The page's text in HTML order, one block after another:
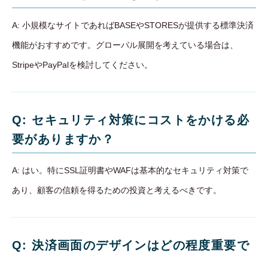
A: 小規模なサイトであればBASEやSTORESが提供する標準決済
機能がおすすめです。グローバル展開を考えている場合は、
StripeやPayPalを検討してください。
Q: セキュリティ対策にコストをかける必
要がありますか？
A: はい。特にSSL証明書やWAFは基本的なセキュリティ対策で
あり、顧客の信頼を得るための投資と考えるべきです。
Q: 決済画面のデザインはどの程度重要で